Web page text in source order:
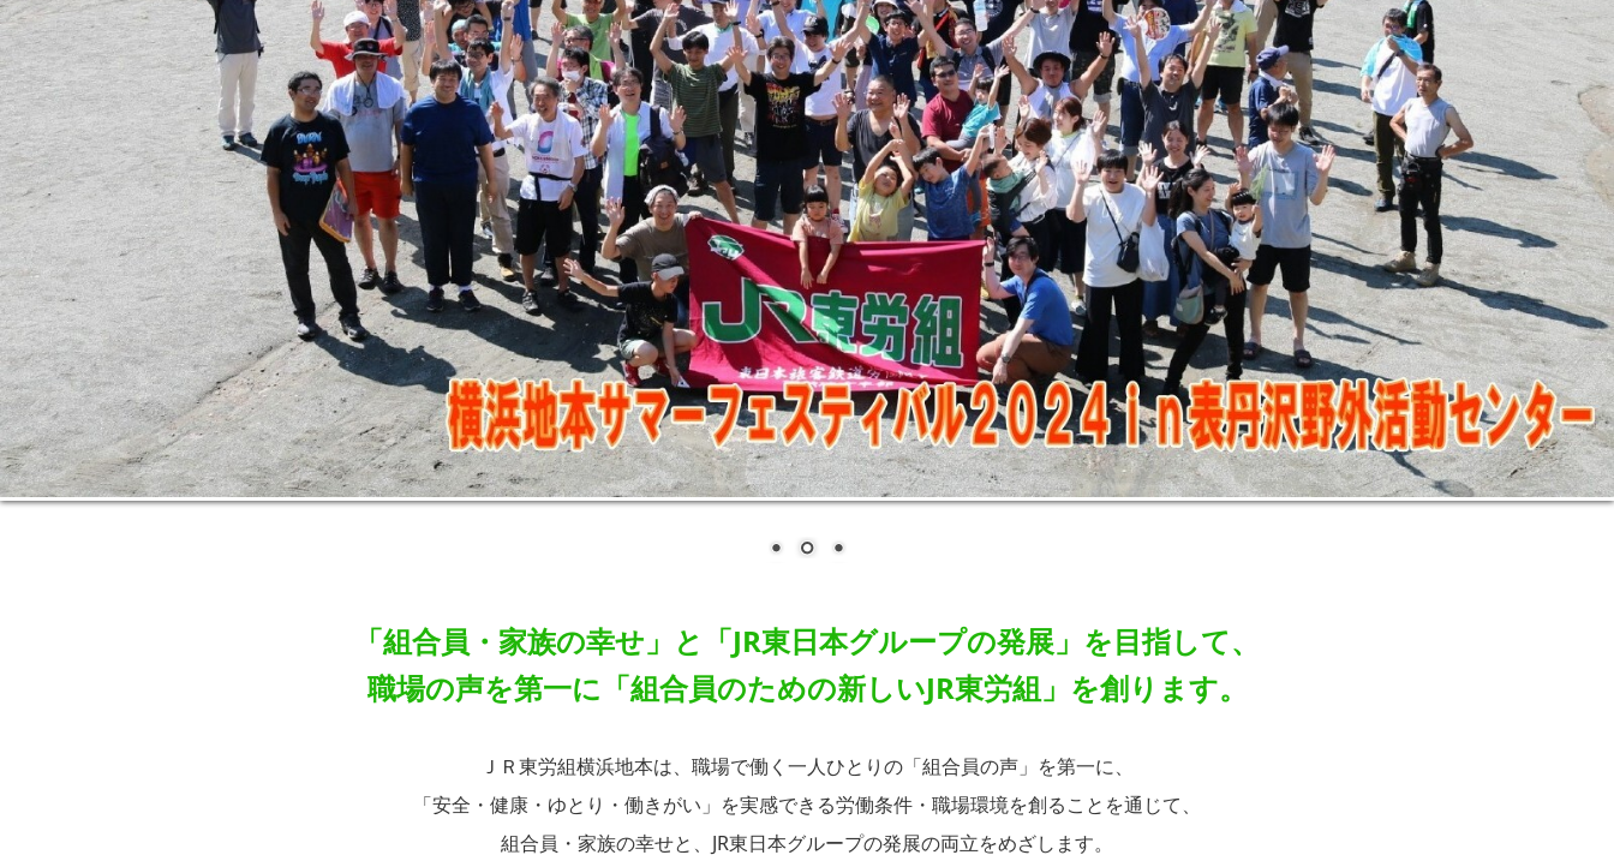
「組合員・家族の幸せ」と「JR東日本グループの発展」を目指して、
職場の声を第一に「組合員のための新しいJR東労組」を創ります。
ＪＲ東労組横浜地本は、職場で働く一人ひとりの「組合員の声」を第一に、
「安全・健康・ゆとり・働きがい」を実感できる労働条件・職場環境を創ることを通じて、
組合員・家族の幸せと、JR東日本グループの発展の両立をめざします。